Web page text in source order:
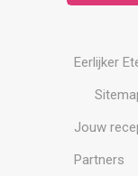
Eerlijker
Jouw
Partners